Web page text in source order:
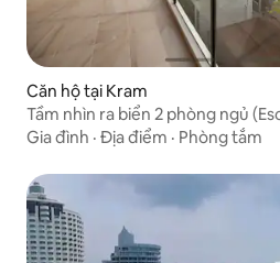
Căn hộ tại Kram
Tầm nhìn ra biển 2 phòng ngủ
Gia đình · Địa điểm · Phòng tắm